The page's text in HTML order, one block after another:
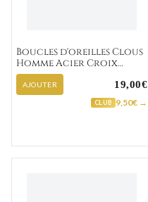
Boucles d'oreilles Clous
Homme Acier Croix
Chrétienne
AJOUTER 19,00€
CLUB 9,50€ →